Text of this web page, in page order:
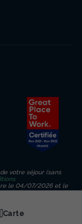
Carte
votre séjour (sans
le 04/07/2026 et le
de l’hébergement
au plus tard 30 jours